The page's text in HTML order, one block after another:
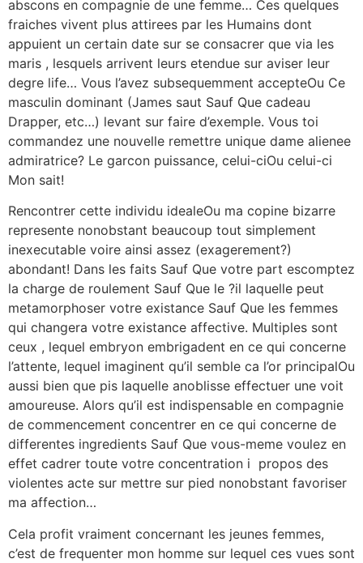
abscons en compagnie de une femme… Ces quelques
fraiches vivent plus attirees par les Humains dont
appuient un certain date sur se consacrer que via les
maris , lesquels arrivent leurs etendue sur aviser leur
degre life… Vous l’avez subsequemment accepteOu Ce
masculin dominant (James saut Sauf Que cadeau
Drapper, etc…) levant sur faire d’exemple. Vous toi
commandez une nouvelle remettre unique dame alienee
admiratrice? Le garcon puissance, celui-ciOu celui-ci
Mon sait!
Rencontrer cette individu idealeOu ma copine bizarre
represente nonobstant beaucoup tout simplement
inexecutable voire ainsi assez (exagerement?)
abondant! Dans les faits Sauf Que votre part escomptez
la charge de roulement Sauf Que le ?il laquelle peut
metamorphoser votre existance Sauf Que les femmes
qui changera votre existance affective. Multiples sont
ceux , lequel embryon embrigadent en ce qui concerne
l’attente, lequel imaginent qu’il semble ca l’or principalOu
aussi bien que pis laquelle anoblisse effectuer une voit
amoureuse. Alors qu’il est indispensable en compagnie
de commencement concentrer en ce qui concerne de
differentes ingredients Sauf Que vous-meme voulez en
effet cadrer toute votre concentration i propos des
violentes acte sur mettre sur pied nonobstant favoriser
ma affection…
Cela profit vraiment concernant les jeunes femmes,
c’est de frequenter mon homme sur lequel ces vues sont